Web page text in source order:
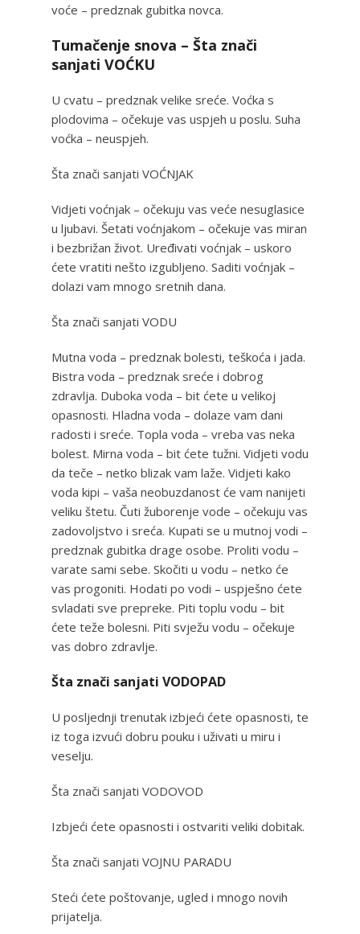
voće – predznak gubitka novca.
Tumačenje snova – Šta znači
sanjati VOĆKU
U cvatu – predznak velike sreće. Voćka s
plodovima – očekuje vas uspjeh u poslu. Suha
voćka – neuspjeh.
Šta znači sanjati VOĆNJAK
Vidjeti voćnjak – očekuju vas veće nesuglasice
u ljubavi. Šetati voćnjakom – očekuje vas miran
i bezbrižan život. Uređivati voćnjak – uskoro
ćete vratiti nešto izgubljeno. Saditi voćnjak –
dolazi vam mnogo sretnih dana.
Šta znači sanjati VODU
Mutna voda – predznak bolesti, teškoća i jada.
Bistra voda – predznak sreće i dobrog
zdravlja. Duboka voda – bit ćete u velikoj
opasnosti. Hladna voda – dolaze vam dani
radosti i sreće. Topla voda – vreba vas neka
bolest. Mirna voda – bit ćete tužni. Vidjeti vodu
da teče – netko blizak vam laže. Vidjeti kako
voda kipi – vaša neobuzdanost će vam nanijeti
veliku štetu. Čuti žuborenje vode – očekuju vas
zadovoljstvo i sreća. Kupati se u mutnoj vodi –
predznak gubitka drage osobe. Proliti vodu –
varate sami sebe. Skočiti u vodu – netko će
vas progoniti. Hodati po vodi – uspješno ćete
svladati sve prepreke. Piti toplu vodu – bit
ćete teže bolesni. Piti svježu vodu – očekuje
vas dobro zdravlje.
Šta znači sanjati VODOPAD
U posljednji trenutak izbjeći ćete opasnosti, te
iz toga izvući dobru pouku i uživati u miru i
veselju.
Šta znači sanjati VODOVOD
Izbjeći ćete opasnosti i ostvariti veliki dobitak.
Šta znači sanjati VOJNU PARADU
Steći ćete poštovanje, ugled i mnogo novih
prijatelja.